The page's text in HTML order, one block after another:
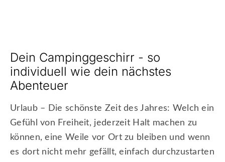
Dein Campinggeschirr - so
individuell wie dein nächstes
Abenteuer
Urlaub – Die schönste Zeit des Jahres: Welch ein
Gefühl von Freiheit, jederzeit Halt machen zu
können, eine Weile vor Ort zu bleiben und wenn
es dort nicht mehr gefällt, einfach durchzustarten